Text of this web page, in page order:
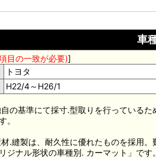
車
目の一致が必要)]
トヨタ
H22/4～H26/1
自の基準にて採寸.型取りを行っている
。
材.縫製は、耐久性に優れたものを採用
ジナル形状の車種別. カーマット」です